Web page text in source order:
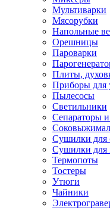
Мультиварки
Мясорубки
Напольные
Орешницы
Пароварки
Плиты,
Приборы для
Пылесосы
Светильники
Сепараторы
Сушилки для
Сушилки для
Термопоты
Тостеры
Утюги
Чайники